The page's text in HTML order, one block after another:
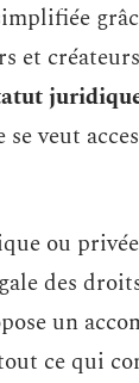
et
veut
ou
des
un
ce qui